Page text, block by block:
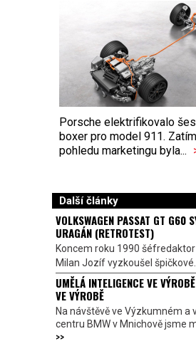
Porsche elektrifikovalo
boxer pro model 911.
pohledu marketingu byla...
Další články
VOLKSWAGEN PASSAT GT G60
URAGÁN (RETROTEST)
Koncem roku 1990
Milan Jozíf vyzkoušel
UMĚLÁ INTELIGENCE VE
VE VÝROBĚ
Na návštěvě ve Výzkumném a
centru BMW v Mnichově jsme
>>